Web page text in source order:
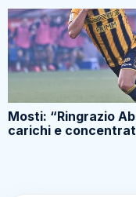
Mosti: “Ringrazio
carichi e